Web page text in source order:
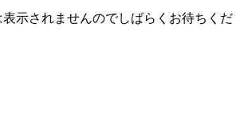
示されませんのでしばらくお待ちくだ